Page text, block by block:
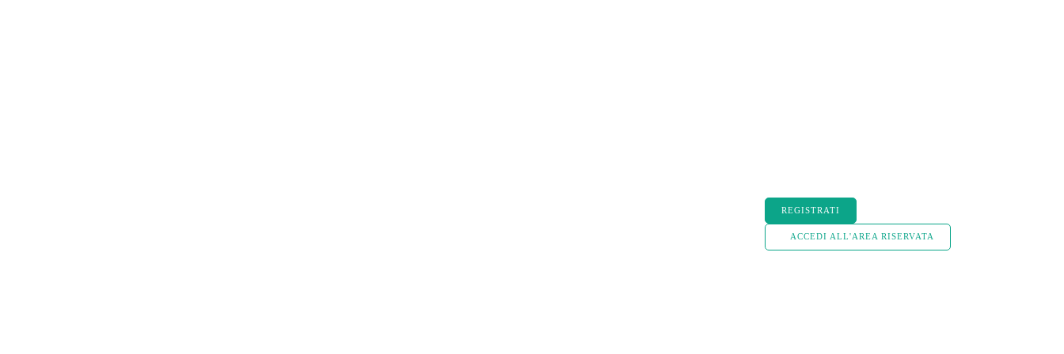
REGISTRATI
ACCEDI ALL'AREA RISERVATA